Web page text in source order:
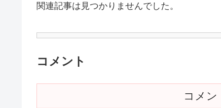
関連記事は見つかりませんでした。
コメント
コメン